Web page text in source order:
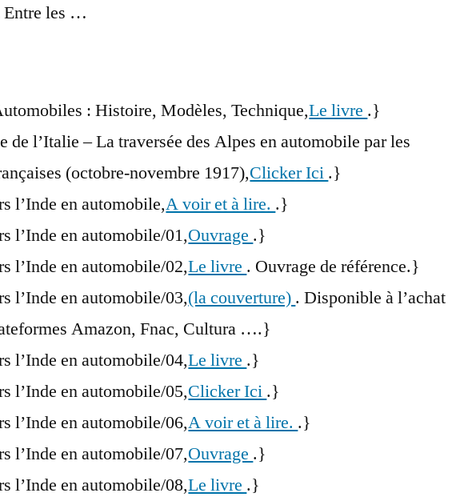
Entre les …
: Histoire, Modèles, Technique,Le livre .}
de l’Italie – La traversée des Alpes en automobile par les
(octobre-novembre 1917),Clicker Ici .}
l’Inde en automobile,A voir et à lire. .}
l’Inde en automobile/01,Ouvrage .}
l’Inde en automobile/02,Le livre . Ouvrage de référence.}
l’Inde en automobile/03,(la couverture) . Disponible à l’achat
Amazon, Fnac, Cultura ….}
l’Inde en automobile/04,Le livre .}
l’Inde en automobile/05,Clicker Ici .}
l’Inde en automobile/06,A voir et à lire. .}
l’Inde en automobile/07,Ouvrage .}
l’Inde en automobile/08,Le livre .}